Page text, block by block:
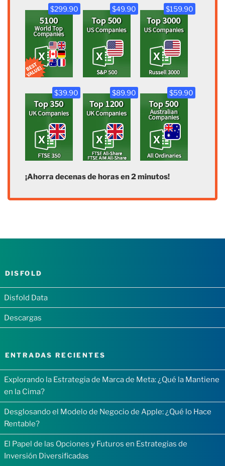
$299.90 $49.90 $159.90
$39.90 $89.90 $59.90
¡Ahorra decenas de horas en 2 minutos!
DISFOLD
Disfold Data
Descargas
ENTRADAS RECIENTES
Explorando la Estrategia de Marca de Meta: ¿Qué la Mantiene
en la Cima?
Desglosando el Modelo de Negocio de Apple: ¿Qué lo Hace
Rentable?
El Papel de las Opciones y Futuros en Estrategias de
Inversión Diversificadas